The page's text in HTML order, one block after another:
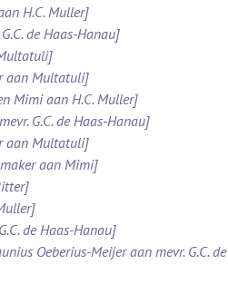
H.C. Muller]
de Haas-Hanau]
aan Multatuli]
Mimi aan H.C. Muller]
G.C. de Haas-Hanau]
aan Multatuli]
aan Mimi]
de Haas-Hanau]
Oeberius-Meijer aan mevr. G.C. de